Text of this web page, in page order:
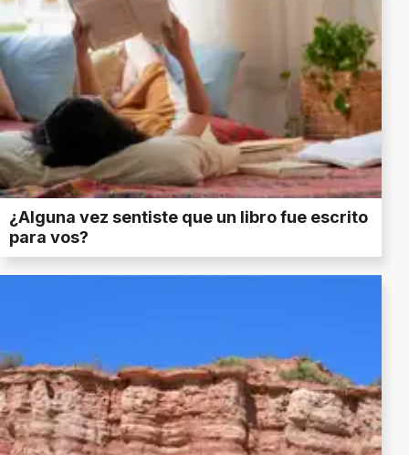
¿Alguna vez sentiste que un libro fue escrito
para vos?